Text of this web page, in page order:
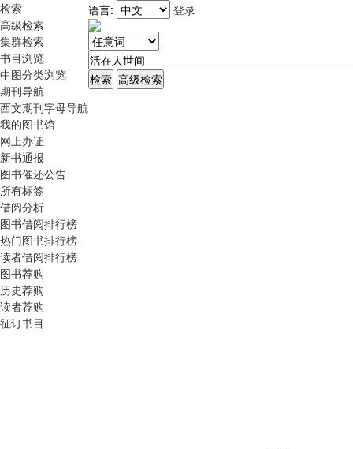
检索
高级检索
集群检索
书目浏览
中图分类浏览
期刊导航
西文期刊字母导航
我的图书馆
网上办证
新书通报
图书催还公告
所有标签
借阅分析
图书借阅排行榜
热门图书排行榜
读者借阅排行榜
图书荐购
历史荐购
读者荐购
征订书目
语言: 登录